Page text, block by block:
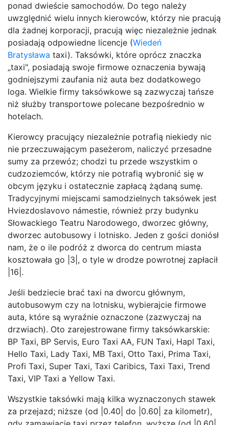
ponad dwieście samochodów. Do tego należy
uwzględnić wielu innych kierowców, którzy nie pracują
dla żadnej korporacji, pracują więc niezależnie jednak
posiadają odpowiedne licencje (Wiedeń
Bratysława taxi). Taksówki, które oprócz znaczka
„taxi", posiadają swoje firmowe oznaczenia bywają
godniejszymi zaufania niż auta bez dodatkowego
loga. Wielkie firmy taksówkowe są zazwyczaj tańsze
niż służby transportowe polecane bezpośrednio w
hotelach.
Kierowcy pracujący niezależnie potrafią niekiedy nic
nie przeczuwającym paseżerom, naliczyć przesadne
sumy za przewóz; chodzi tu przede wszystkim o
cudzoziemców, którzy nie potrafią wybronić się w
obcym języku i ostatecznie zapłacą żądaną sumę.
Tradycyjnymi miejscami samodzielnych taksówek jest
Hviezdoslavovo námestie, również przy budynku
Słowackiego Teatru Narodowego, dworzec główny,
dworzec autobusowy i lotnisko. Jeden z gości doniósł
nam, że o ile podróż z dworca do centrum miasta
kosztowała go |3|, o tyle w drodze powrotnej zapłacił
|16|.
Jeśli bedziecie brać taxi na dworcu głównym,
autobusowym czy na lotnisku, wybierajcie firmowe
auta, które są wyraźnie oznaczone (zazwyczaj na
drzwiach). Oto zarejestrowane firmy taksówkarskie:
BP Taxi, BP Servis, Euro Taxi AA, FUN Taxi, Hapl Taxi,
Hello Taxi, Lady Taxi, MB Taxi, Otto Taxi, Prima Taxi,
Profi Taxi, Super Taxi, Taxi Caribics, Taxi Taxi, Trend
Taxi, VIP Taxi a Yellow Taxi.
Wszystkie taksówki mają kilka wyznaczonych stawek
za przejazd; niższe (od |0.40| do |0.60| za kilometr),